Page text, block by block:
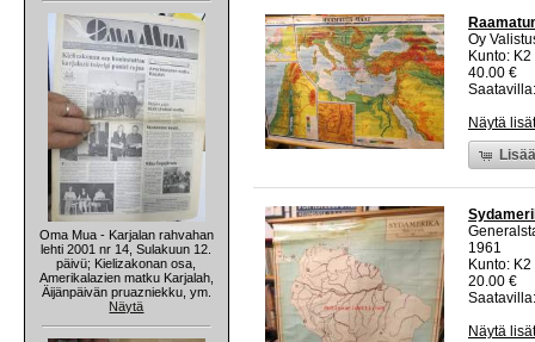
Oma Mua - Karjalan rahvahan
lehti 2001 nr 14, Sulakuun 12.
päivü; Kielizakonan osa,
Amerikalazien matku Karjalah,
Äijänpäivän pruazniekku, ym.
Näytä
Oy
Kunto:
40.00 €
Näytä
1961
Kunto:
20.00 €
Näytä